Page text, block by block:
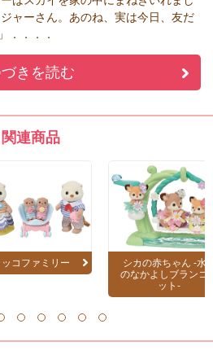
ャーさん。あのね、実は今日、友だ
．．．．
きを読む
関連商品
ッコファミリー
シカの赤ちゃん -水
のなかよしブランコ
ット-